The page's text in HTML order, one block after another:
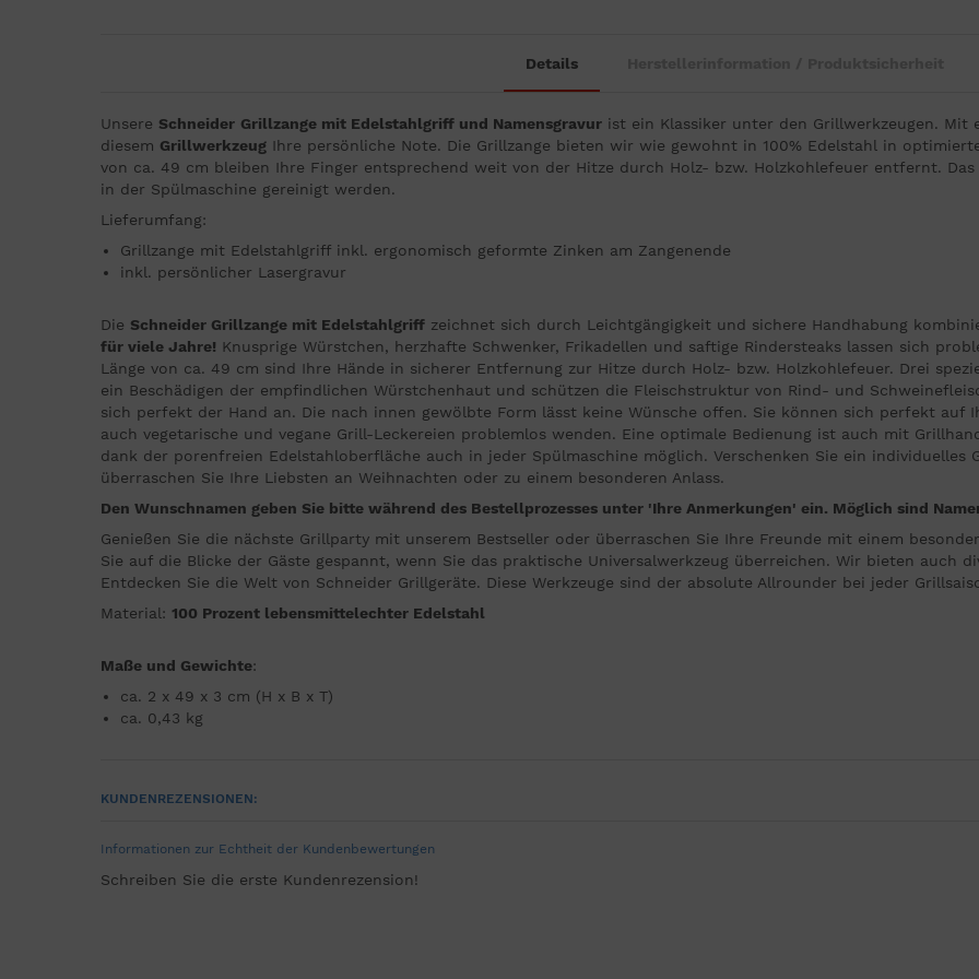
Details
Unsere Schneider Grillzange mit Edelstahlgriff und Namensgravur ist ein Klassiker unter den Grillwerkzeugen. Mit
diesem Grillwerkzeug Ihre persönliche Note. Die Grillzange bieten wir wie gewohnt in 100% Edelstahl in
von ca. 49 cm bleiben Ihre Finger entsprechend weit von der Hitze durch Holz- bzw. Holzkohlefeuer entfernt.
in der Spülmaschine gereinigt werden.
Lieferumfang:
Grillzange mit Edelstahlgriff inkl. ergonomisch geformte Zinken am Zangenende
inkl. persönlicher Lasergravur
Die Schneider Grillzange mit Edelstahlgriff zeichnet sich durch Leichtgängigkeit und sichere Handhabung
für viele Jahre! Knusprige Würstchen, herzhafte Schwenker, Frikadellen und saftige Rindersteaks lassen sich
Länge von ca. 49 cm sind Ihre Hände in sicherer Entfernung zur Hitze durch Holz- bzw. Holzkohlefeuer. Drei
ein Beschädigen der empfindlichen Würstchenhaut und schützen die Fleischstruktur von Rind- und
sich perfekt der Hand an. Die nach innen gewölbte Form lässt keine Wünsche offen. Sie können sich perfekt auf
auch vegetarische und vegane Grill-Leckereien problemlos wenden. Eine optimale Bedienung ist auch mit
dank der porenfreien Edelstahloberfläche auch in jeder Spülmaschine möglich. Verschenken Sie ein individuelles
überraschen Sie Ihre Liebsten an Weihnachten oder zu einem besonderen Anlass.
Den Wunschnamen geben Sie bitte während des Bestellprozesses unter 'Ihre Anmerkungen' ein. Möglich sind
Genießen Sie die nächste Grillparty mit unserem Bestseller oder überraschen Sie Ihre Freunde mit einem
Sie auf die Blicke der Gäste gespannt, wenn Sie das praktische Universalwerkzeug überreichen. Wir bieten auch
Entdecken Sie die Welt von Schneider Grillgeräte. Diese Werkzeuge sind der absolute Allrounder bei jeder
Material: 100 Prozent lebensmittelechter Edelstahl
Maße und Gewichte:
ca. 2 x 49 x 3 cm (H x B x T)
ca. 0,43 kg
KUNDENREZENSIONEN:
Informationen zur Echtheit der Kundenbewertungen
Schreiben Sie die erste Kundenrezension!